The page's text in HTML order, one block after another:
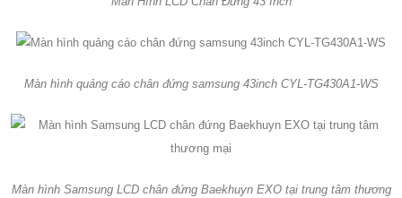
Màn hình quảng cáo chân đứng samsung 43inch CYL-TG430A1-WS
Màn hình Samsung LCD chân đứng Baekhuyn EXO tại trung tâm thương